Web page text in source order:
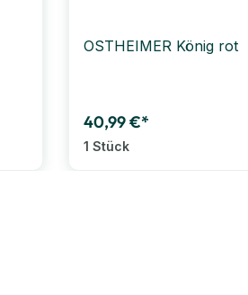
OSTHEIMER König rot
40,99 €*
1 Stück